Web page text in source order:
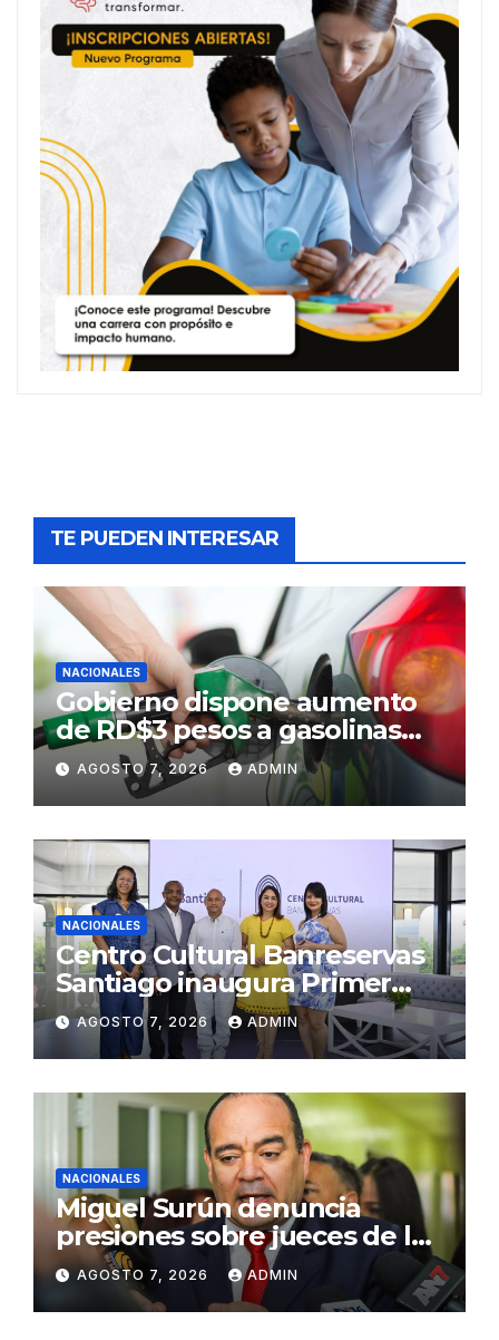
TE PUEDEN INTERESAR
NACIONALES
Gobierno dispone aumento
de RD$3 pesos a gasolinas
premium y regular
AGOSTO 7, 2026 ADMIN
NACIONALES
Centro Cultural Banreservas
Santiago inaugura Primer
Congreso de Artesanos de
Santiago
AGOSTO 7, 2026 ADMIN
NACIONALES
Miguel Surún denuncia
presiones sobre jueces de la
Suprema Corte de Justicia
AGOSTO 7, 2026 ADMIN